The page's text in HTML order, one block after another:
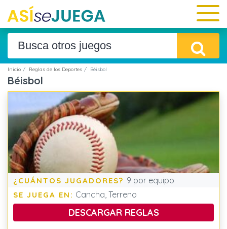
Inicio Reglas de los Deportes Béisbol
Béisbol
¿CUÁNTOS JUGADORES? 9 por equipo
SE JUEGA EN: Cancha, Terreno
DESCARGAR REGLAS